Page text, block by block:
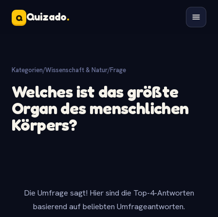
Q Quizado.
Kategorien/Wissenschaft & Natur/Frage
Welches ist das größte
Organ des menschlichen
Körpers?
Die Umfrage sagt! Hier sind die Top-4-Antworten
basierend auf beliebten Umfrageantworten.